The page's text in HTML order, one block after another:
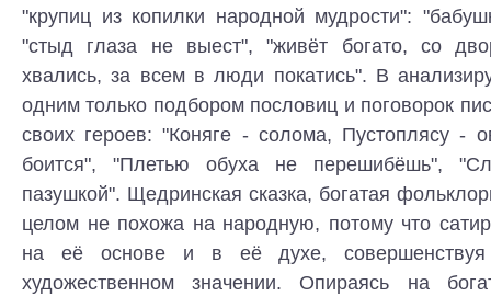
"крупиц из копилки народной мудрости":
"стыд глаза не выест", "живёт богато, со
хвались, за всем в люди покатись". В
одним только подбором пословиц и поговорок
своих героев: "Коняге - солома, Пустоплясу -
боится", "Плетью обуха не перешибёшь",
пазушкой". Щедринская сказка, богатая
целом не похожа на народную, потому что
на её основе и в её духе,
художественном значении. Опираясь на